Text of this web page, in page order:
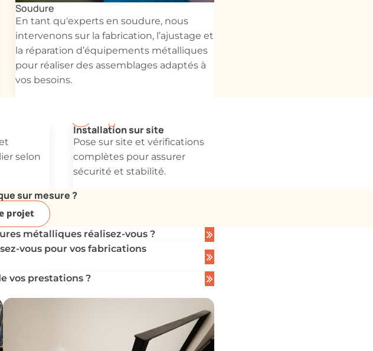
Soudure
En tant qu'experts en soudure, nous
intervenons sur la fabrication, l’ajustage et
la réparation d’équipements métalliques
pour réaliser des assemblages adaptés à
vos besoins.
selon
Installation sur site
Pose sur site et vérifications
complètes pour assurer
sécurité et stabilité.
sur mesure ?
projet
métalliques réalisez-vous ?
vous pour vos fabrications
vos prestations ?